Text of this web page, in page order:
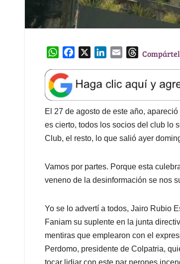
W
a
t
s
A
p
p
e
b
o
k
k
e
d
I
n
l
T
e
a
d
s
El 27 de agosto de este año,
es cierto, todos los socios del club lo
Club, el resto, lo que salió ayer
Vamos por partes. Porque esta
veneno de la desinformación se nos
Yo se lo advertí a todos, Jairo Rubio
Faniam su suplente en la junta
mentiras que emplearon con el
Perdomo, presidente de Colpatria,
tocar lidiar con este par nerones